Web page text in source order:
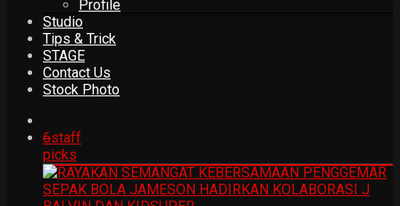
Profile
Studio
Tips & Trick
STAGE
Contact Us
Stock Photo
6staff
picks